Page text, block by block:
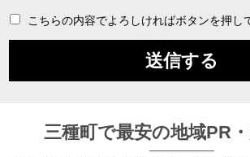
こちらの内容でよろしければボタンを押し
三種町で最安の地域PR